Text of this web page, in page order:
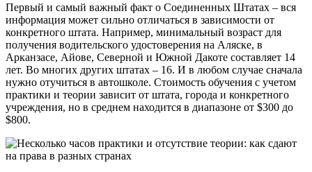
Первый и самый важный факт о Соединенных Штатах – вся
информация может сильно отличаться в зависимости от
конкретного штата. Например, минимальный возраст для
получения водительского удостоверения на Аляске, в
Арканзасе, Айове, Северной и Южной Дакоте составляет 14
лет. Во многих других штатах – 16. И в любом случае сначала
нужно отучиться в автошколе. Стоимость обучения с учетом
практики и теории зависит от штата, города и конкретного
учреждения, но в среднем находится в диапазоне от $300 до
$800.